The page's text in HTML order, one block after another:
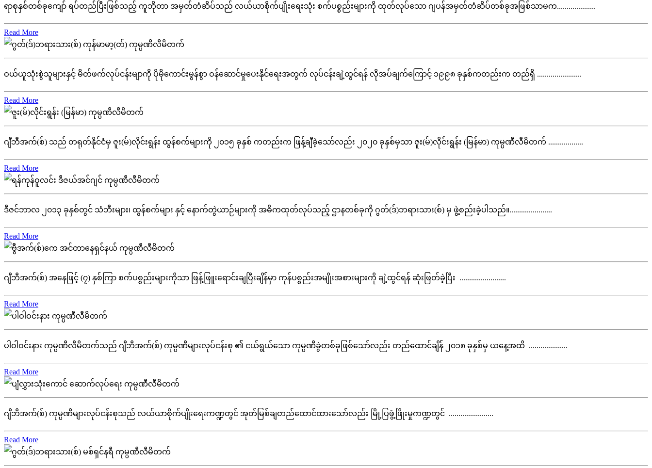
ရာစုနှစ်တစ်ခုကျော် ရပ်တည်ပြီးဖြစ်သည့် ကူဘိုတာ အမှတ်တံဆိပ်သည် လယ်ယာစိုက်ပျိုးရေးသုံး စက်ပစ္စည်းများကို ထုတ်လုပ်သော ဂျပန်အမှတ်တံဆိပ်တစ်ခုအဖြစ်သာမက....................
Read More
ဝယ်ယူသုံးစွဲသူများနှင့် မိတ်ဖက်လုပ်ငန်းမျာကို ပိုမိုကောင်းမွန်စွာ ဝန်ဆောင်မှုပေးနိုင်ရေးအတွက် လုပ်ငန်းချဲ့ထွင်ရန် လိုအပ်ချက်ကြောင့် ၁၉၉၈ ခုနှစ်ကတည်းက တည်ရှိ .......................
Read More
ဂျီဘီအက်(စ်) သည် တရုတ်နိုင်ငံမှ ဇူး(မ်)လိုင်းရွန်း ထွန်စက်များကို ၂၀၁၅ ခုနှစ် ကတည်းက ဖြန့်ချီခဲ့သော်လည်း ၂၀၂၀ ခုနှစ်မှသာ ဇူး(မ်)လိုင်းရွန်း (မြန်မာ) ကုမ္ပဏီလီမိတက် ..................
Read More
ဒီဇင်ဘာလ ၂၀၁၃ ခုနှစ်တွင် သံဘီးများ၊ ထွန်စက်များ နှင့် နောက်တွဲယာဉ်များကို အဓိကထုတ်လုပ်သည့် ဌာနတစ်ခုကို ဂွတ်(ဒ်)ဘရားသား(စ်) မှ ဖွဲ့စည်းခဲ့ပါသည်။......................
Read More
ဂျီဘီအက်(စ်) အနေဖြင့် (၇) နှစ်ကြာ စက်ပစ္စည်းများကိုသာ ဖြန့်ဖြူးရောင်းချပြီးချိန်မှာ ကုန်ပစ္စည်းအမျိုးအစားများကို ချဲ့ထွင်ရန် ဆုံးဖြတ်ခဲ့ပြီး ........................
Read More
ပါဝါဝင်းနား ကုမ္ပဏီလီမိတက်သည် ဂျီဘီအက်(စ်) ကုမ္ပဏီများလုပ်ငန်းစု ၏ ငယ်ရွယ်သော ကုမ္ပဏီခွဲတစ်ခုဖြစ်သော်လည်း တည်ထောင်ချိန် ၂၀၁၈ ခုနှစ်မှ ယနေ့အထိ ....................
Read More
ဂျီဘီအက်(စ်) ကုမ္ပဏီများလုပ်ငန်းစုသည် လယ်ယာစိုက်ပျိုးရေးကဏ္ဍတွင် အုတ်မြစ်ချတည်ထောင်ထားသော်လည်း မြို့ပြဖွံ့ဖြိုးမှုကဏ္ဍတွင် .......................
Read More